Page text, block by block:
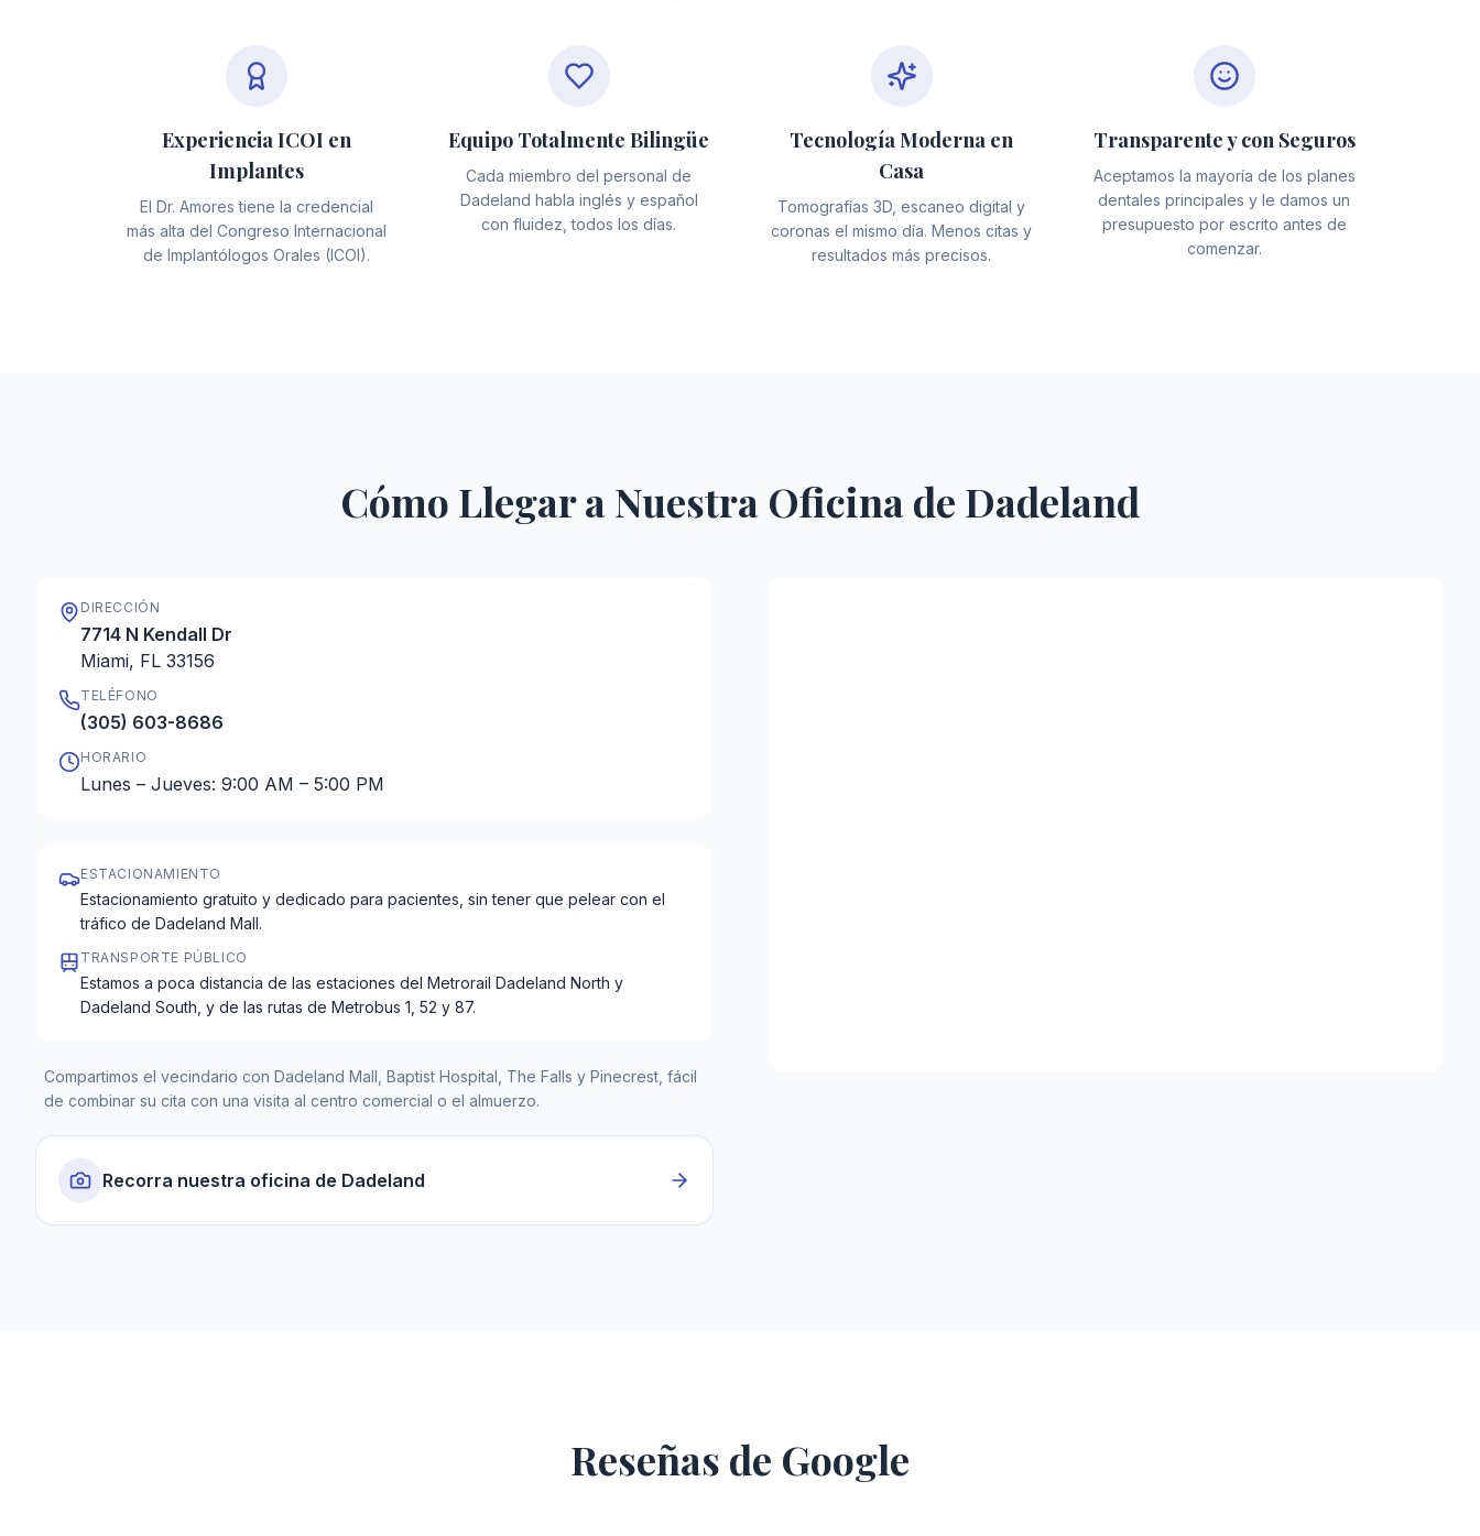
Experiencia ICOI en
Implantes
El Dr. Amores tiene la credencial
más alta del Congreso Internacional
de Implantólogos Orales (ICOI).
Equipo Totalmente Bilingüe
Cada miembro del personal de
Dadeland habla inglés y español
con fluidez, todos los días.
Tecnología Moderna en
Casa
Tomografías 3D, escaneo digital y
coronas el mismo día. Menos citas y
resultados más precisos.
Transparente y con Seguros
Aceptamos la mayoría de los planes
dentales principales y le damos un
presupuesto por escrito antes de
comenzar.
Cómo Llegar a Nuestra Oficina de Dadeland
DIRECCIÓN
7714 N Kendall Dr
Miami, FL 33156
TELÉFONO
(305) 603-8686
HORARIO
Lunes – Jueves: 9:00 AM – 5:00 PM
ESTACIONAMIENTO
Estacionamiento gratuito y dedicado para pacientes, sin tener que pelear con el
tráfico de Dadeland Mall.
TRANSPORTE PÚBLICO
Estamos a poca distancia de las estaciones del Metrorail Dadeland North y
Dadeland South, y de las rutas de Metrobus 1, 52 y 87.
Compartimos el vecindario con Dadeland Mall, Baptist Hospital, The Falls y Pinecrest, fácil
de combinar su cita con una visita al centro comercial o el almuerzo.
Recorra nuestra oficina de Dadeland
Reseñas de Google